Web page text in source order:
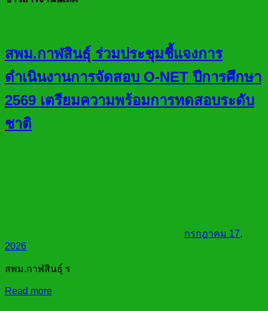
สพม.กาฬสินธุ์ ร่วมประชุมชี้แจงการ
ดำเนินงานการจัดสอบ O-NET ปีการศึกษา
2569 เตรียมความพร้อมการทดสอบระดับ
ชาติ
กรกฎาคม 17,
2026
สพม.กาฬสินธุ์ ร
Read more